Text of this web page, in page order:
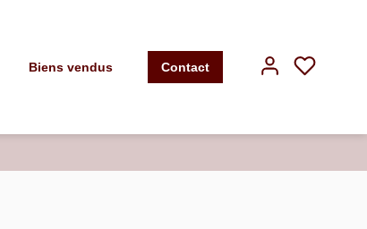
Biens vendus Contact